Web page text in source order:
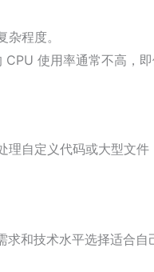
程度。
使用率通常不高，
自定义代码或大型文件
和技术水平选择适合自